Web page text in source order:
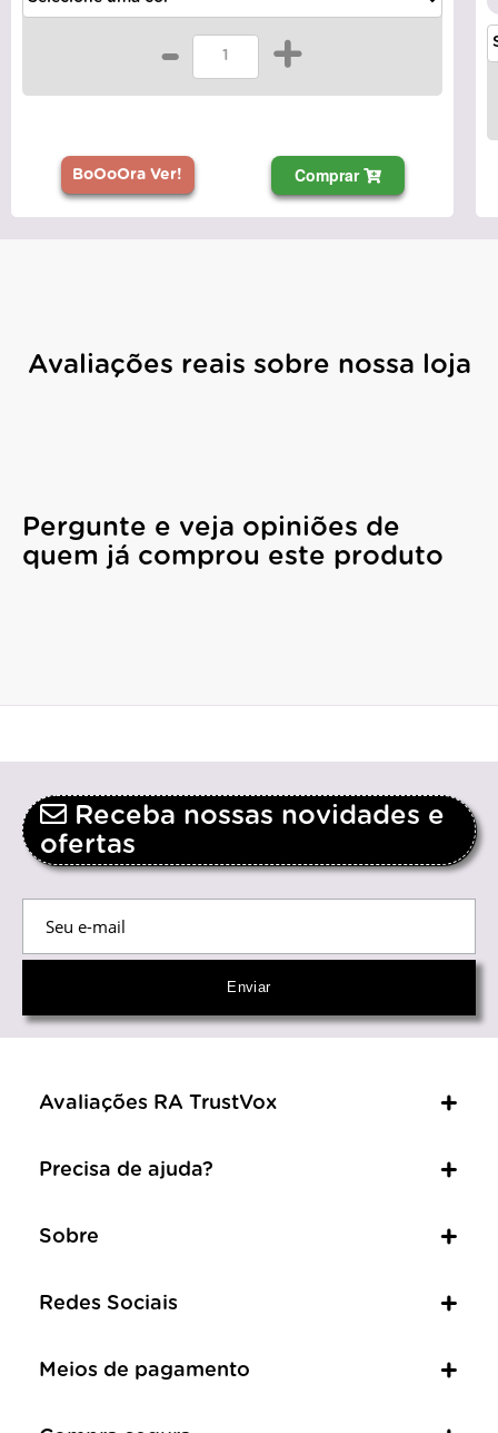
- +
BoOoOra Ver! Comprar
Avaliações reais sobre nossa loja
Pergunte e veja opiniões de
quem já comprou este produto
Receba nossas novidades e
ofertas
Avaliações RA TrustVox
Precisa de ajuda?
Sobre
Redes Sociais
Meios de pagamento